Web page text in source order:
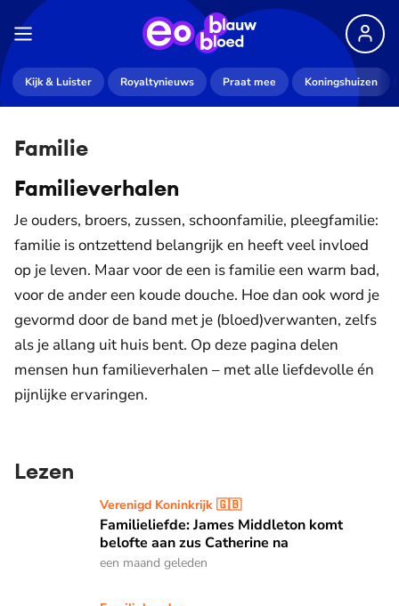
Kijk & Luister Royaltynieuws Praat mee Koningshuizen
Familie
Familieverhalen
Je ouders, broers, zussen, schoonfamilie, pleegfamilie:
familie is ontzettend belangrijk en heeft veel invloed
op je leven. Maar voor de een is familie een warm bad,
voor de ander een koude douche. Hoe dan ook word je
gevormd door de band met je (bloed)verwanten, zelfs
als je allang uit huis bent. Op deze pagina delen
mensen hun familieverhalen – met alle liefdevolle én
pijnlijke ervaringen.
Lezen
Familieliefde: James Middleton komt belofte aan zus
Verenigd Koninkrijk 🇬🇧
Familieliefde: James Middleton komt
belofte aan zus Catherine na
een maand geleden